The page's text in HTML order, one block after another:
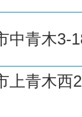
中青木3-
上青木西